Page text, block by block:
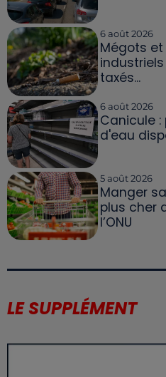
6 août 2026
Mégots
taxés...
6 août 2026
Canicule
d'eau
5 août 2026
Manger
plus cher
l’ONU
LE SUPPLÉMENT